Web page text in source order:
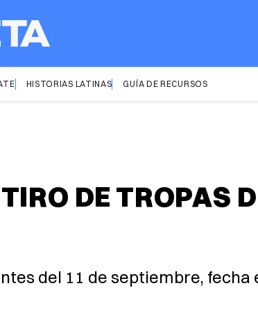
HISTORIAS LATINAS GUÍA DE RECURSOS
DE TROPAS
del 11 de septiembre, fecha